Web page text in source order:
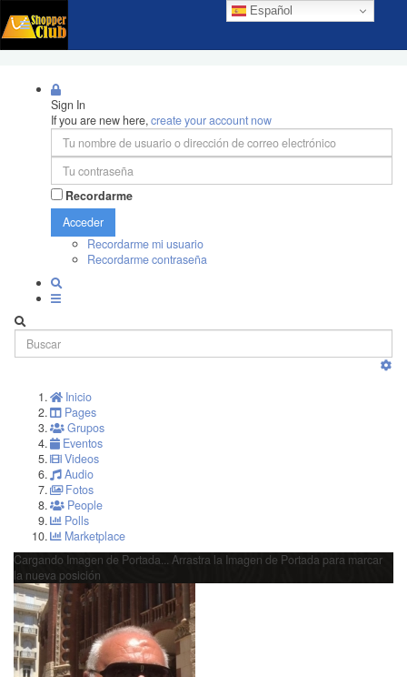
Español
Sign In
If you are new here,create your account now
Recordarme
Acceder
Recordarme mi usuario
Recordarme contraseña
Inicio
Pages
Grupos
Eventos
Videos
Audio
Fotos
People
Polls
Marketplace
Cargando Imagen de Portada...
Arrastra la Imagen de Portada para marcar
la nueva posición